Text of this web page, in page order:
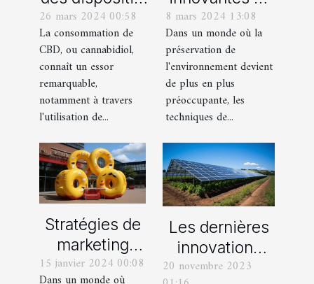
de vapotage
pour le CBD :
innovations et
perspectives
26 mars 2024 00:58
La consommation de
CBD, ou cannabidiol,
connaît un essor
remarquable,
notamment à travers
l'utilisation de...
nettoyage
écologique
pour les
professionnels
8 mars 2024 13:08
Dans un monde où la
préservation de
l'environnement devient
de plus en plus
préoccupante, les
techniques de...
Stratégies de
marketing
événementiel
15 janvier 2024 00:08
Les dernières
innovations
technologiques
20 novembre 2023